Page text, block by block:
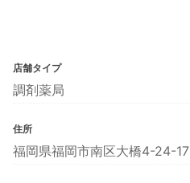
店舗タイプ
調剤薬局
住所
福岡県福岡市南区大橋4-24-17